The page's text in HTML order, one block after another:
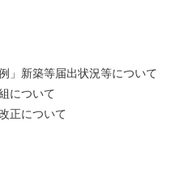
」新築等届出状況等について
について
正について